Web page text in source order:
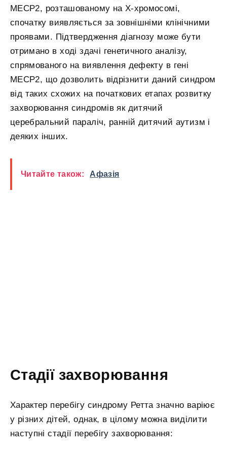
MECP2, розташованому на Х-хромосомі,
спочатку виявляється за зовнішніми клінічними
проявами. Підтвердження діагнозу може бути
отримано в ході здачі генетичного аналізу,
спрямованого на виявлення дефекту в гені
MECP2, що дозволить відрізнити даний синдром
від таких схожих на початкових етапах розвитку
захворювання синдромів як дитячий
церебральний параліч, ранній дитячий аутизм і
деяких інших.
Читайте також: Афазія
Стадії захворювання
Характер перебігу синдрому Ретта значно варіює
у різних дітей, однак, в цілому можна виділити
наступні стадії перебігу захворювання: